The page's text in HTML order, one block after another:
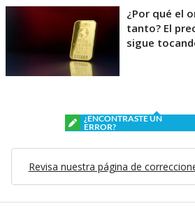
¿Por qué el
tanto? El
sigue
¿ENCONTRASTE UN
ERROR?
Revisa nuestra página de